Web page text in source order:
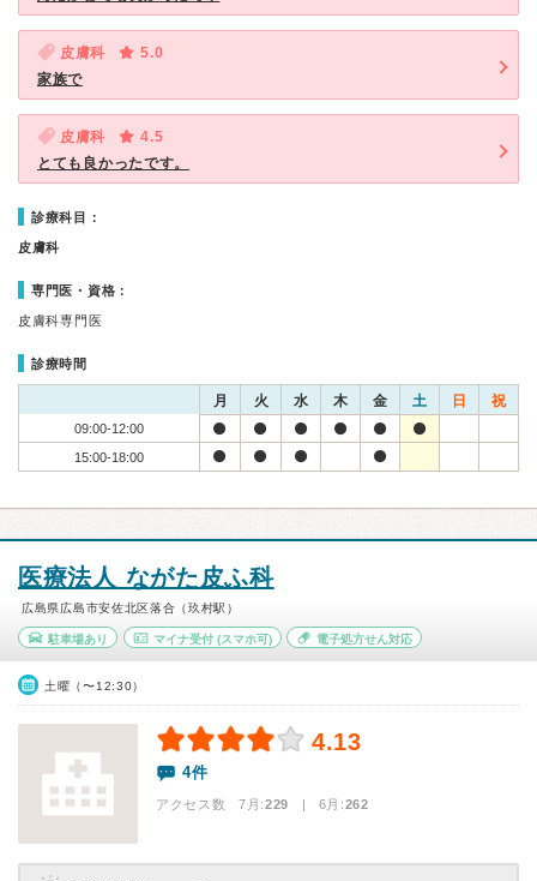
皮膚科
5.0
家族で
皮膚科
4.5
とても良かったです。
診療科目：
皮膚科
専門医・資格：
皮膚科専門医
診療時間
月 火 水 木 金 土 日 祝
09:00-12:00
15:00-18:00
医療法人 ながた皮ふ科
広島県広島市安佐北区落合（玖村駅）
駐車場あり マイナ受付(スマホ可) 電子処方せん対応
土曜（〜12:30）
4.13
4件
アクセス数 7月:229 | 6月:262